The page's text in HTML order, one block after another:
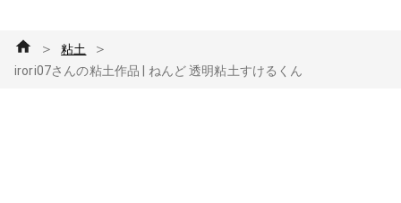
＞ 粘土 ＞
irori07さんの粘土作品 | ねんど 透明粘土すけるくん